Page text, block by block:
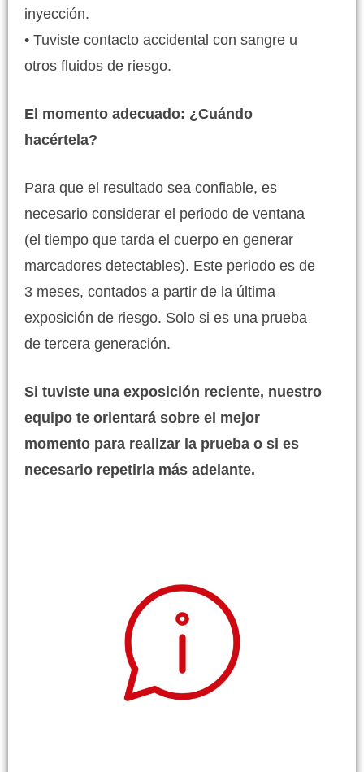
inyección.
• Tuviste contacto accidental con sangre u
otros fluidos de riesgo.
El momento adecuado: ¿Cuándo
hacértela?
Para que el resultado sea confiable, es
necesario considerar el periodo de ventana
(el tiempo que tarda el cuerpo en generar
marcadores detectables). Este periodo es de
3 meses, contados a partir de la última
exposición de riesgo. Solo si es una prueba
de tercera generación.
Si tuviste una exposición reciente, nuestro
equipo te orientará sobre el mejor
momento para realizar la prueba o si es
necesario repetirla más adelante.